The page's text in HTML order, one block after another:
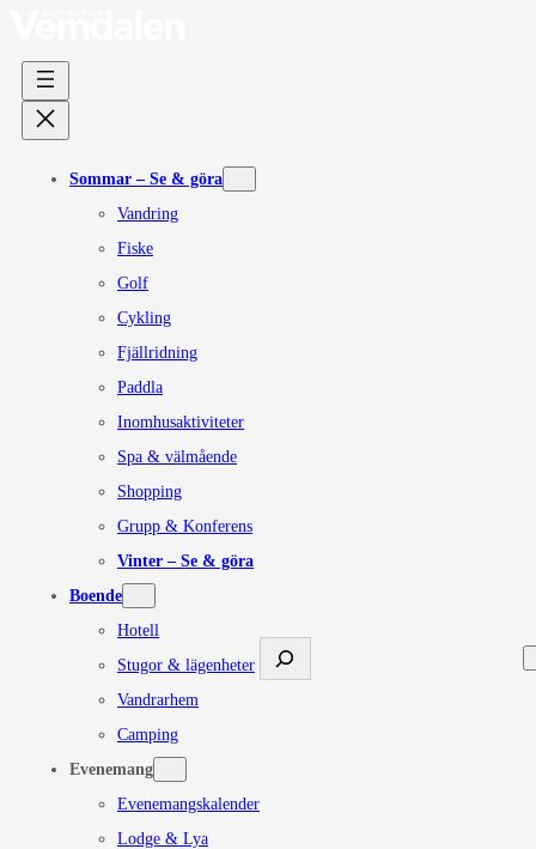
Sommar – Se & göra
Vandring
Fiske
Golf
Cykling
Fjällridning
Paddla
Inomhusaktiviteter
Spa & välmående
Shopping
Grupp & Konferens
Vinter – Se & göra
Boende
Hotell
Stugor & lägenheter
Vandrarhem
Camping
Evenemang
Evenemangskalender
Lodge & Lya
Sök